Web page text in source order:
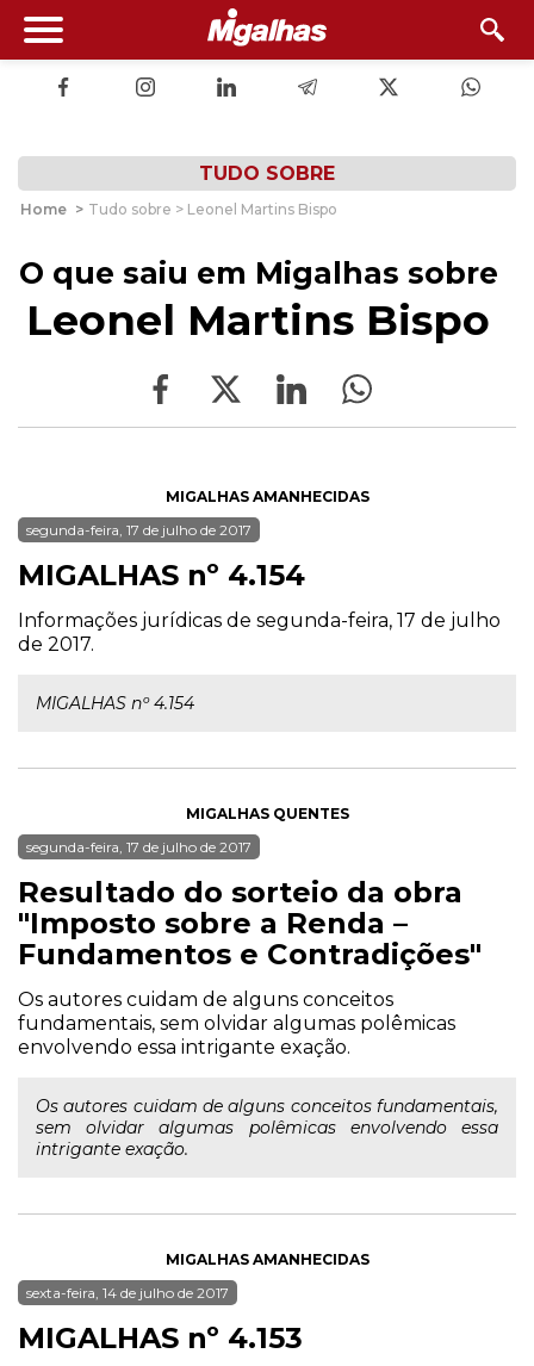
TUDO SOBRE
Home > Tudo sobre > Leonel Martins Bispo
O que saiu em Migalhas sobre
Leonel Martins Bispo
MIGALHAS AMANHECIDAS
segunda-feira, 17 de julho de 2017
MIGALHAS nº 4.154
Informações jurídicas de segunda-feira, 17 de julho
de 2017.
MIGALHAS nº 4.154
MIGALHAS QUENTES
segunda-feira, 17 de julho de 2017
Resultado do sorteio da obra
"Imposto sobre a Renda –
Fundamentos e Contradições"
Os autores cuidam de alguns conceitos
fundamentais, sem olvidar algumas polêmicas
envolvendo essa intrigante exação.
Os autores cuidam de alguns conceitos fundamentais,
sem olvidar algumas polêmicas envolvendo essa
intrigante exação.
MIGALHAS AMANHECIDAS
sexta-feira, 14 de julho de 2017
MIGALHAS nº 4.153